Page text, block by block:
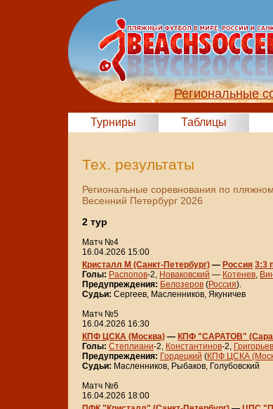
Региональные
Турниры Таблицы
Тех. результаты
Региональные соревнования по
Весенний Петербург 2026
2 тур
Матч №4
16.04.2026 15:00
Кристалл М (Санкт-Петербург) — Россия 3:3
Голы: Распопов-2, Новаковский — Котенев,
Предупреждения: Белозеров (Россия).
Судьи: Сергеев, Масленников, Якуничев
Матч №5
16.04.2026 16:30
КПФ ЦСКА (Москва) — КПФ "САРАТОВ"
Голы: Степлиани-2, Константинов-2, Григорьев
Предупреждения: Гордецкий (КПФ ЦСКА
Судьи: Масленников, Рыбаков, Голубовский
Матч №6
16.04.2026 18:00